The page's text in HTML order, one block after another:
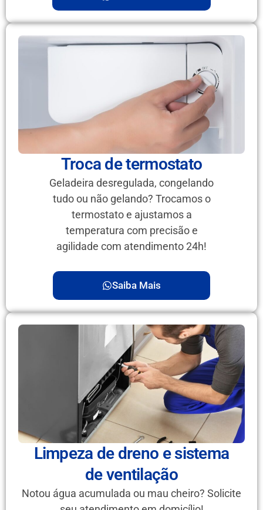
Troca de termostato
Geladeira desregulada, congelando
tudo ou não gelando? Trocamos o
termostato e ajustamos a
temperatura com precisão e
agilidade com atendimento 24h!
Saiba Mais
Limpeza de dreno e sistema
de ventilação
Notou água acumulada ou mau cheiro? Solicite